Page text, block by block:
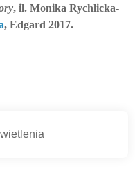
, il. Monika Rychlicka-
, Edgard 2017.